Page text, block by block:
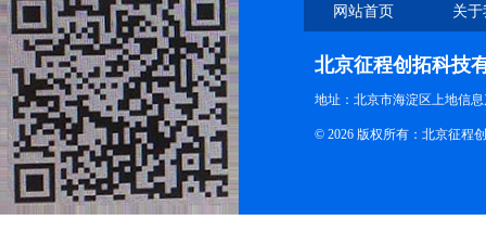
网站首页 关
北京征程创拓科技
地址：北京市海淀区上地信
© 2026 版权所有：北京征程